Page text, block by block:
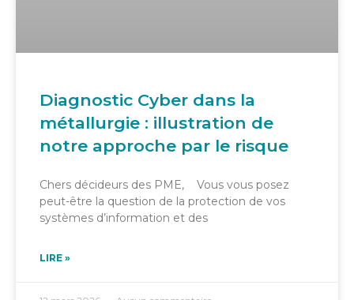
Diagnostic Cyber dans la
métallurgie : illustration de
notre approche par le risque
Chers décideurs des PME, Vous vous posez
peut-être la question de la protection de vos
systèmes d’information et des
LIRE »